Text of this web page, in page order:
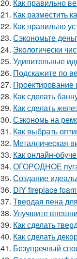
20. Как правильно
21. Как разместить
22. Как правильно
23. Сэкономьте
24. Экологически
25. Удивительные
26. Подскажите по
27. Проектирование
28. Как сделать
29. Как сделать
30. Сэкономь на
31. Как выбрать
32. Металлическая
33. Как онлайн-
34. ОГОРОДНОЕ
35. Создание
36. DIY fireplace
37. Твердая пена
38. Улучшите
39. Как сделать
40. Как сделать
41. Безупречный